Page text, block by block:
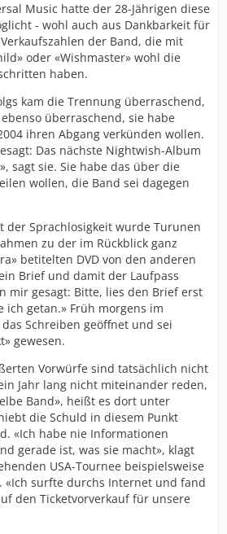
Music hatte der 28-Jährigen diese
- wohl auch aus Dankbarkeit für
der Band, die mit
oder «Wishmaster» wohl die
haben.
kam die Trennung überraschend,
überraschend, sie habe
ihren Abgang verkünden wollen.
Das nächste Nightwish-Album
sagt sie. Sie habe das über die
wollen, die Band sei dagegen
der Sprachlosigkeit wurde Turunen
zu der im Rückblick ganz
betitelten DVD von den anderen
Brief und damit der Laufpass
mir gesagt: Bitte, lies den Brief erst
ich getan.» Früh morgens im
Schreiben geöffnet und sei
gewesen.
Vorwürfe sind tatsächlich nicht
Jahr lang nicht miteinander reden,
Band», heißt es dort unter
die Schuld in diesem Punkt
«Ich habe nie Informationen
gerade ist, was sie macht», klagt
USA-Tournee beispielsweise
surfte durchs Internet und fand
den Ticketvorverkauf für unsere